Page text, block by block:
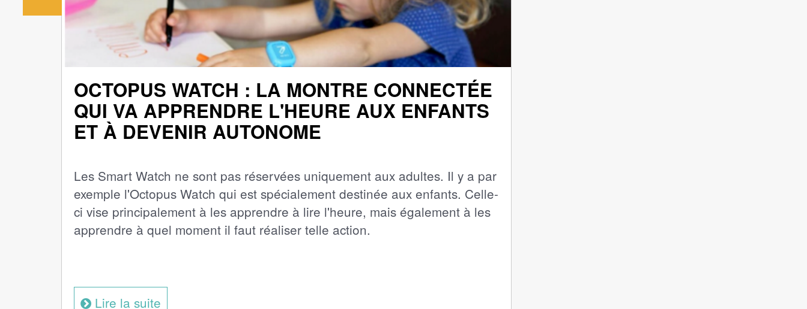
OCTOPUS WATCH : LA MONTRE CONNECTÉE
QUI VA APPRENDRE L'HEURE AUX ENFANTS
ET À DEVENIR AUTONOME
Les Smart Watch ne sont pas réservées uniquement aux adultes. Il y a par
exemple l'Octopus Watch qui est spécialement destinée aux enfants. Celle-
ci vise principalement à les apprendre à lire l'heure, mais également à les
apprendre à quel moment il faut réaliser telle action.
Lire la suite